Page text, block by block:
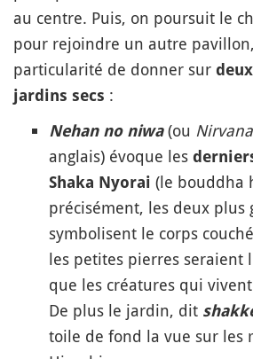
au centre. Puis, on poursuit le
pour rejoindre un autre
particularité de donner sur
jardins secs :
Nehan no niwa(ou
anglais) évoque les
Shaka Nyorai (le bouddha
précisément, les deux plus
symbolisent le corps
les petites pierres seraient
que les créatures qui
De plus le jardin, dit
toile de fond la vue sur les